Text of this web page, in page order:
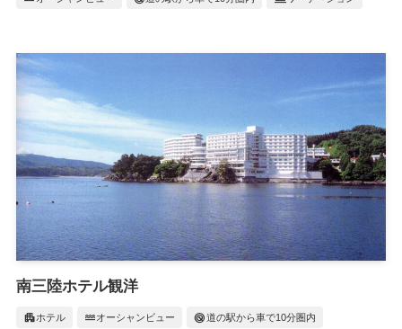
南三陸ホテル観洋
apartmentホテル waterオーシャンビュー radar道の駅から車で10分圏内